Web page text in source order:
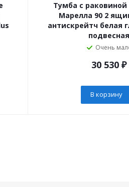
Тумба с раковиной
Марелла 90 2
антискрейтч белая
подвесная
Очень
30 530₽
В корзину